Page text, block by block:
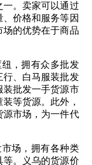
。卖家可以通过
价格和服务等因
的优势在于商品
，拥有众多批发
、白马服装批发
批发一手货源市
等货源。此外，
源市场，为一件代
场，拥有各种类
。义乌的货源价